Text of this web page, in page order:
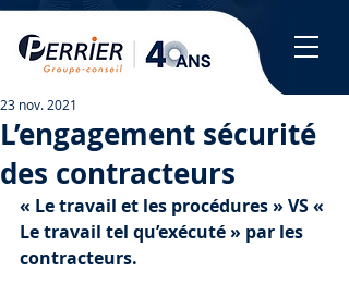
L’engagement sécurité
des contracteurs
23 nov. 2021
« Le travail et les procédures » VS «
Le travail tel qu’exécuté » par les
contracteurs.